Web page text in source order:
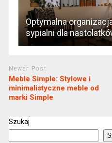
Optymalna
sypialni dla
Newer Post
Meble Simple: Stylowe i
minimalistyczne meble od
marki Simple
Szukaj